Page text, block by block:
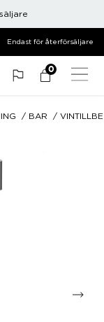
Endast för återförsäljare
0
BAR